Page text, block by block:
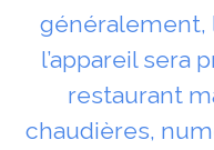
généralement,
l’appareil sera
restaurant
chaudières,